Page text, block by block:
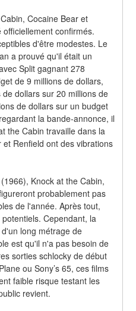
Cocaine Bear et
confirmés.
d'être modestes. Le
a prouvé qu'il était un
Split gagnant 278
de 9 millions de dollars,
dollars sur 20 millions de
de dollars sur un budget
la bande-annonce, il
the Cabin travaille dans la
Renfield ont des vibrations
Knock at the Cabin,
probablement pas
de l'année. Après tout,
Cependant, la
long métrage de
est qu'il n'a pas besoin de
sorties schlocky de début
ou Sony’s 65, ces films
faible risque testant les
revient.